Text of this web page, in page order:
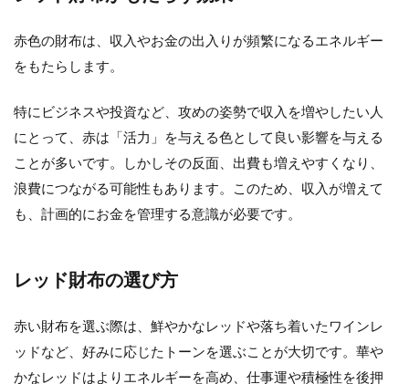
赤色の財布は、収入やお金の出入りが頻繁になるエネルギー
をもたらします。
特にビジネスや投資など、攻めの姿勢で収入を増やしたい人
にとって、赤は「活力」を与える色として良い影響を与える
ことが多いです。しかしその反面、出費も増えやすくなり、
浪費につながる可能性もあります。このため、収入が増えて
も、計画的にお金を管理する意識が必要です。
レッド財布の選び方
赤い財布を選ぶ際は、鮮やかなレッドや落ち着いたワインレ
ッドなど、好みに応じたトーンを選ぶことが大切です。華や
かなレッドはよりエネルギーを高め、仕事運や積極性を後押